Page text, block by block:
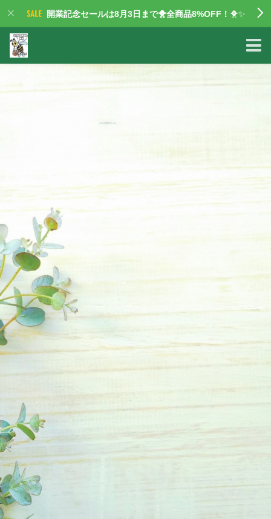
開業記念セールは8月3日まで🐥全商品8%OFF！ 🐥✨